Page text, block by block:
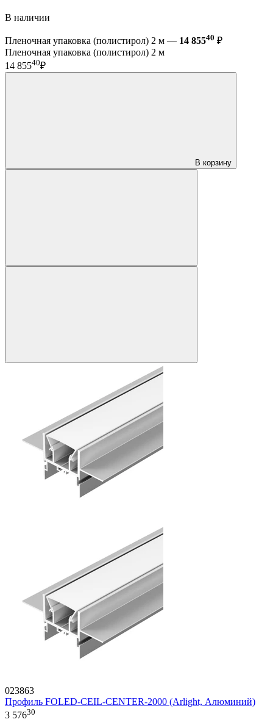
В наличии
Пленочная упаковка (полистирол) 2 м — 14 85540 ₽
Пленочная упаковка (полистирол) 2 м
14 85540₽
В корзину
023863
Профиль FOLED-CEIL-CENTER-2000 (Arlight, Алюминий)
3 57630